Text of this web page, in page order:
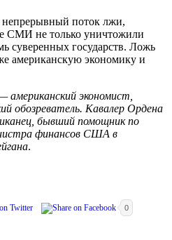
непрерывный поток лжи,
СМИ не только уничтожили
суверенных государств. Ложь
американскую экономику и
экономист,
обозреватель. Кавалер Ордена
бывший помощник по
финансов США в
.
0